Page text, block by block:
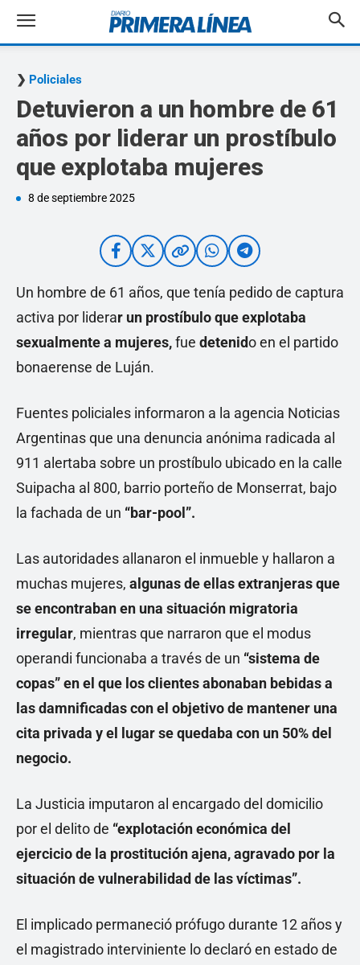
Policiales
Detuvieron a un hombre de 61
años por liderar un prostíbulo
que explotaba mujeres
8 de septiembre 2025
Un hombre de 61 años, que tenía pedido de captura
activa por liderar un prostíbulo que explotaba
sexualmente a mujeres,fue detenido en el partido
bonaerense de Luján.
Fuentes policiales informaron a la agencia Noticias
Argentinas que una denuncia anónima radicada al
911 alertaba sobre un prostíbulo ubicado en la calle
Suipacha al 800, barrio porteño de Monserrat, bajo
la fachada de un “bar-pool”.
Las autoridades allanaron el inmueble y hallaron a
muchas mujeres, algunas de ellas extranjeras que
se encontraban en una situación migratoria
irregular, mientras que narraron que el modus
operandi funcionaba a través de un “sistema de
copas” en el que los clientes abonaban bebidas a
las damnificadas con el objetivo de mantener una
cita privada y el lugar se quedaba con un 50% del
negocio.
La Justicia imputaron al encargado del domicilio
por el delito de “explotación económica del
ejercicio de la prostitución ajena, agravado por la
situación de vulnerabilidad de las víctimas”.
El implicado permaneció prófugo durante 12 años y
el magistrado interviniente lo declaró en estado de